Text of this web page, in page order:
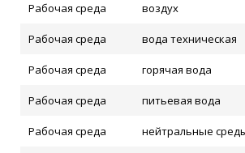
Рабочая среда воздух
Рабочая среда вода техническая
Рабочая среда горячая вода
Рабочая среда питьевая вода
Рабочая среда нейтральные